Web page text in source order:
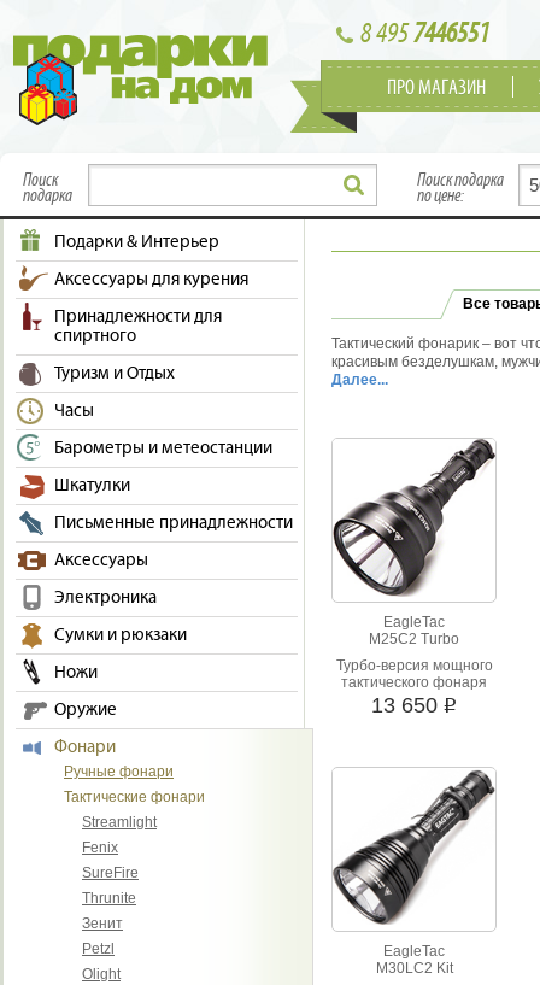
8 4957446551
ПРО МАГАЗИН
Поиск
подарка
Поиск подарка
по цене:
Подарки & Интерьер
Аксессуары для курения
Принадлежности для
спиртного
Туризм и Отдых
Часы
Барометры и метеостанции
Шкатулки
Письменные принадлежности
Аксессуары
Электроника
Сумки и рюкзаки
Ножи
Оружие
Фонари
Ручные фонари
Тактические фонари
Streamlight
Fenix
SureFire
Thrunite
Зенит
Petzl
Olight
Все
Тактический фонарик – вот
красивым безделушкам,
полке. Уверяем вас,
путь. В нашем ассортименте
проверенных
отечественные, например,
наше качество тоже
гладкоствол. Возможно вам
для ночной охоты. Кроме
чем увлекается человек,
нашем интернет-магазине
этот фактор можно не
модели, дизайн, мощность и
Далее...
EagleTac
M25C2 Turbo
Турбо-версия мощного
тактического фонаря
13 650 i
EagleTac
M30LC2 Kit